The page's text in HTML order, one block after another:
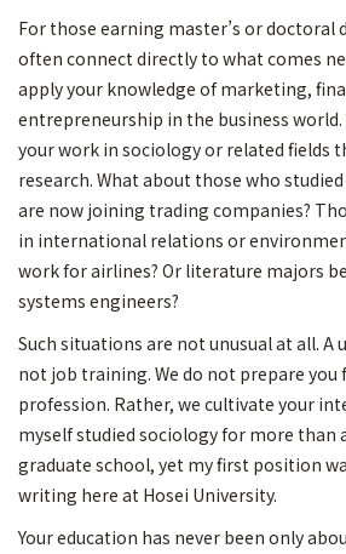
For those earning master’s or doctoral
often connect directly to what comes
apply your knowledge of marketing,
entrepreneurship in the business
your work in sociology or related fields
research. What about those who
are now joining trading companies?
in international relations or
work for airlines? Or literature majors
systems engineers?
Such situations are not unusual at all. A
not job training. We do not prepare you
profession. Rather, we cultivate your
myself studied sociology for more than
graduate school, yet my first position
writing here at Hosei University.
Your education has never been only